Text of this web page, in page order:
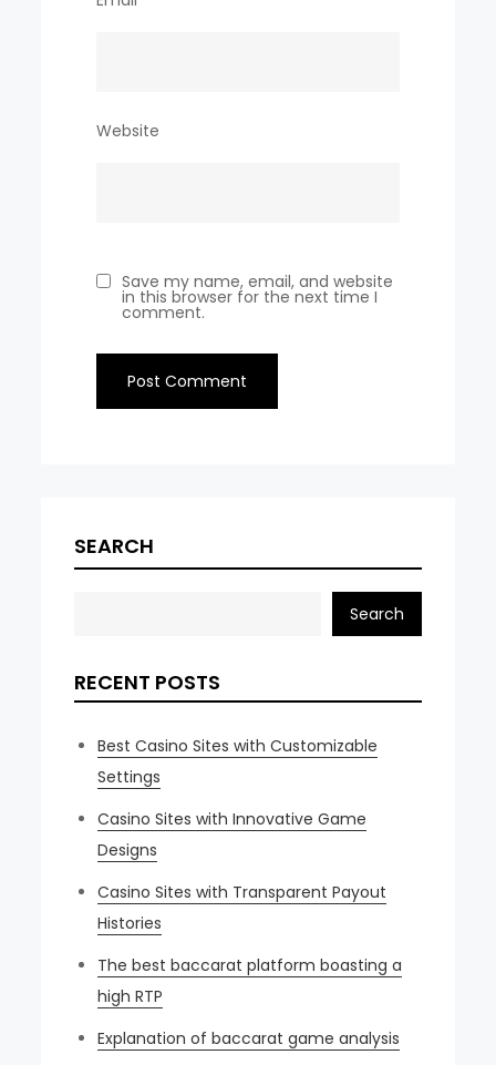
Website
Save my name, email, and website
in this browser for the next time I
comment.
SEARCH
Search
RECENT POSTS
Best Casino Sites with Customizable
Settings
Casino Sites with Innovative Game
Designs
Casino Sites with Transparent Payout
Histories
The best baccarat platform boasting a
high RTP
Explanation of baccarat game analysis